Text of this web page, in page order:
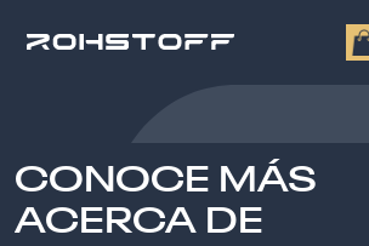
CONOCE MÁS
ACERCA DE